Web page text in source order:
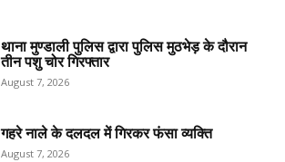
थाना मुण्डाली पुलिस द्वारा पुलिस मुठभेड़ के दौरान
तीन पशु चोर गिरफ्तार
August 7, 2026
गहरे नाले के दलदल में गिरकर फंसा व्यक्ति
August 7, 2026